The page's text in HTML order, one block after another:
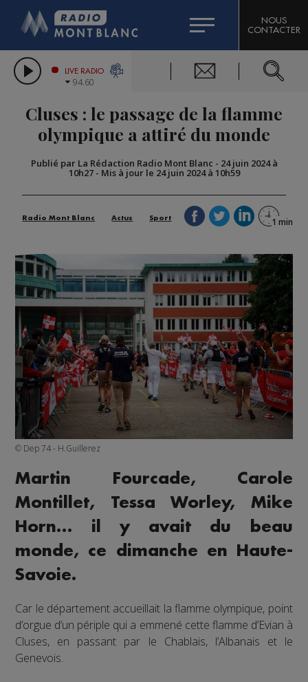
LES CHRONIQUES DE L'EXPERT
CITIZEN MACHINERY
GRAND MASSIF DOMAINES SKIABLES
BIGARD
COMPAGNIE DU MONT-BLANC
NOUS
CONTACTER
LIVE RADIO
94.60
Cluses : le passage de la flamme
olympique a attiré du monde
Publié par La Rédaction Radio Mont Blanc - 24 juin 2024 à
10h27- Mis à jour le 24 juin 2024 à 10h59
Radio Mont Blanc Actus Sport
© Dep 74 - H.Guillerez
Martin Fourcade, Carole
Montillet, Tessa Worley, Mike
Horn… il y avait du beau
monde, ce dimanche en Haute-
Savoie.
Car le département accueillait la flamme olympique, point
d’orgue d’un périple qui a emmené cette flamme d’Evian à
Cluses, en passant par le Chablais, l’Albanais et le
Genevois.